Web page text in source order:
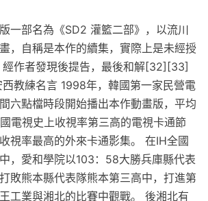
一部名為《SD2 灌籃二部》，以流川
，自稱是本作的續集，實際上是未經授
經作者發現後提告，最後和解[32][33]
教練名言 1998年，韓國第一家民營電
六點檔時段開始播出本作動畫版，平均
電視史上收視率第三高的電視卡通節
視率最高的外來卡通影集。 在IH全國
，愛和學院以103：58大勝兵庫縣代表
敗熊本縣代表隊熊本第三高中，打進第
工業與湘北的比賽中觀戰。 後湘北有